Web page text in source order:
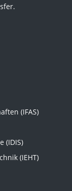
(IFAS)
(IDIS)
(IEHT)